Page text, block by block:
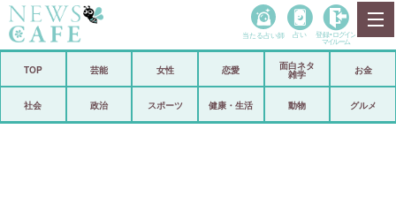
政治
当たる占い師 占い 登録• ログイン
マイルーム
TOP 芸能 女性 恋愛
面白ネタ
雑学
お金
社会 政治 スポーツ 健康・生活 動物 グルメ